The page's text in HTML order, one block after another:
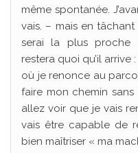
même spontanée.
vais. – mais en
serai la plus proche
restera quoi qu’il arrive
où je renonce au
faire mon chemin
allez voir que je vais
vais être capable de
bien maîtriser « ma